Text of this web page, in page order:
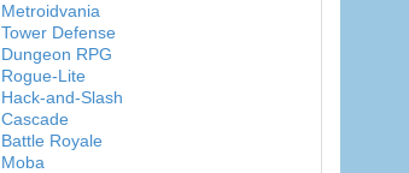
Metroidvania
Tower Defense
Dungeon RPG
Rogue-Lite
Hack-and-Slash
Cascade
Battle Royale
Moba